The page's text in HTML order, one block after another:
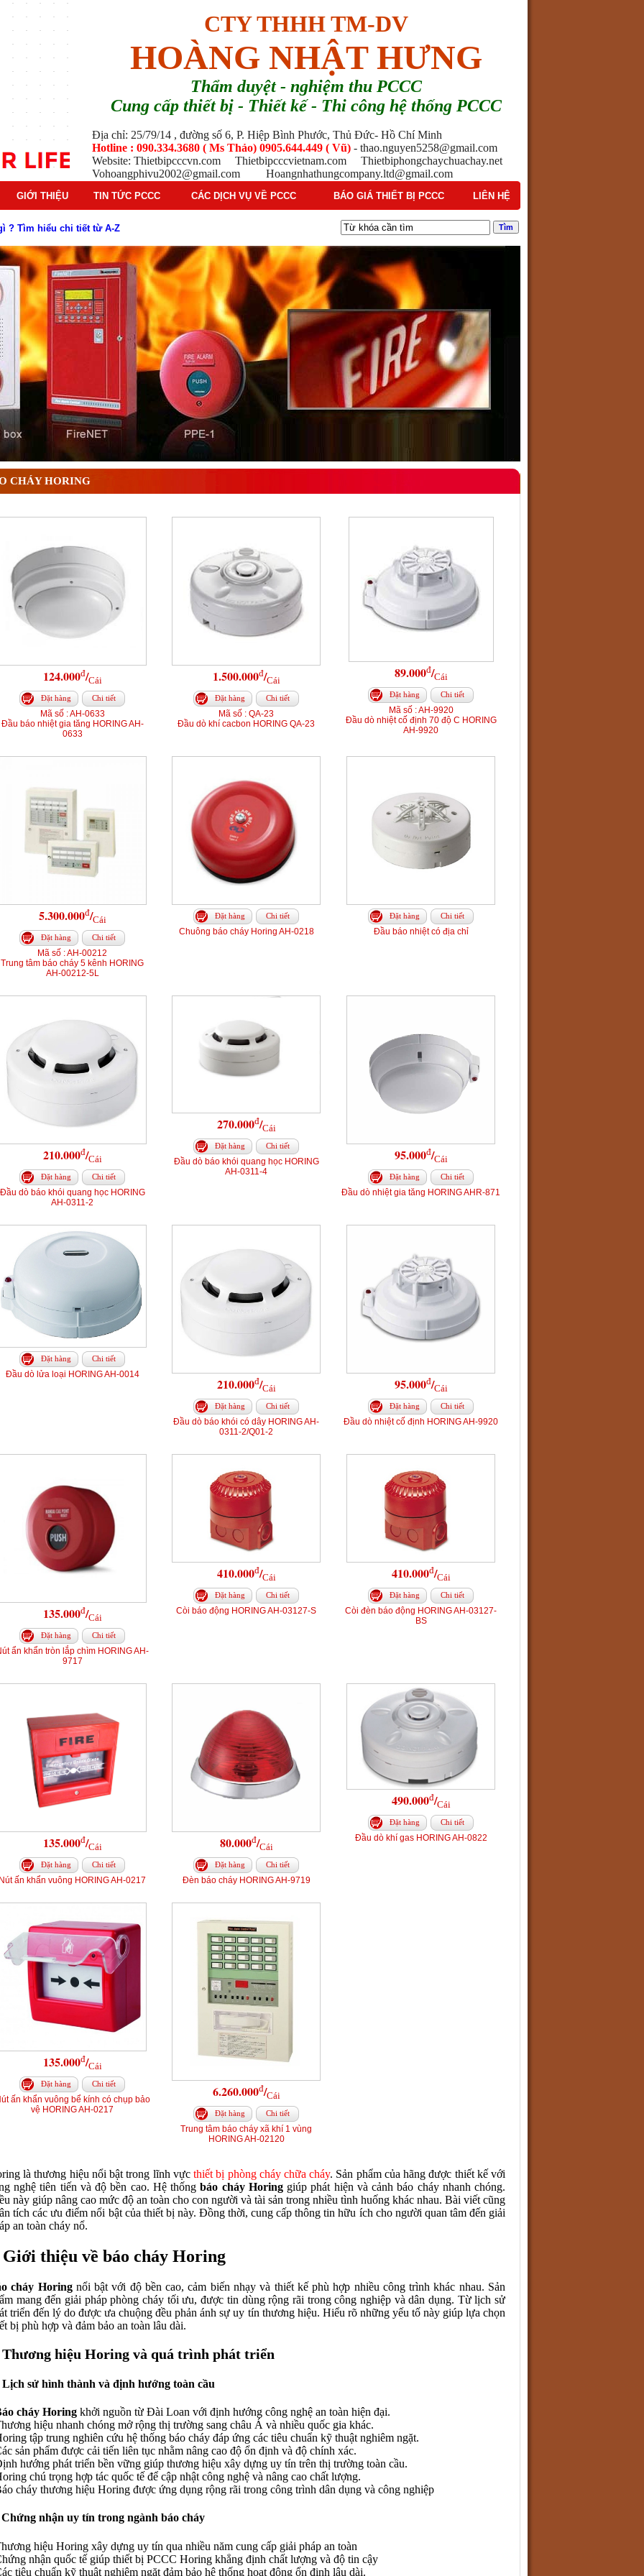
CTY THHH TM-DV
HOÀNG NHẬT HƯNG
Thẩm duyệt - nghiệm thu PCCC
Cung cấp thiết bị - Thiết kế - Thi công hệ thống PCCC
Địa chỉ: 25/79/14 , đường số 6, P. Hiệp Bình Phước, Thủ Đức- Hồ Chí Minh
Hotline : 090.334.3680 ( Ms Thảo) 0905.644.449 ( Vũ) - thao.nguyen5258@gmail.com
Website: Thietbipcccvn.com Thietbipcccvietnam.com Thietbiphongchaychuachay.net
Vohoangphivu2002@gmail.com Hoangnhathungcompany.ltd@gmail.com
GIỚI THIỆU TIN TỨC PCCC CÁC DỊCH VỤ VỀ PCCC BÁO GIÁ THIẾT BỊ PCCC LIÊN HỆ
báo cháy Hochiki cho công trình
động của báo cháy Horing
báo cháy Horing hiện nay
hiểm phổ biến trên thị trường
tác dụng gì trong tình huống khẩn cấp hiệu quả
trong hệ thống sprinkler tự động
nguyên lý hoạt động và ứng dụng thực tế
và nguyên lý hoạt động chi tiết
? Tìm hiểu chi tiết từ A-Z
CHÁY HORING
124.000đ/Cái
Đặt hàng Chi tiết
Mã số : AH-0633
Đầu báo nhiệt gia tăng HORING AH-
0633
1.500.000đ/Cái
Đặt hàng Chi tiết
Mã số : QA-23
Đầu dò khí cacbon HORING QA-23
89.000đ/Cái
Đặt hàng Chi tiết
Mã số : AH-9920
Đầu dò nhiệt cố định 70 độ C HORING
AH-9920
5.300.000đ/Cái
Đặt hàng Chi tiết
Mã số : AH-00212
Trung tâm báo cháy 5 kênh HORING
AH-00212-5L
Đặt hàng Chi tiết
Chuông báo cháy Horing AH-0218
Đặt hàng Chi tiết
Đầu báo nhiệt có địa chỉ
210.000đ/Cái
Đặt hàng Chi tiết
Đầu dò báo khói quang học HORING
AH-0311-2
270.000đ/Cái
Đặt hàng Chi tiết
Đầu dò báo khói quang học HORING
AH-0311-4
95.000đ/Cái
Đặt hàng Chi tiết
Đầu dò nhiệt gia tăng HORING AHR-871
Đặt hàng Chi tiết
Đầu dò lửa loại HORING AH-0014
210.000đ/Cái
Đặt hàng Chi tiết
Đầu dò báo khói có dây HORING AH-
0311-2/Q01-2
95.000đ/Cái
Đặt hàng Chi tiết
Đầu dò nhiệt cố định HORING AH-9920
135.000đ/Cái
Đặt hàng Chi tiết
ẩn khẩn tròn lắp chìm HORING AH-
9717
410.000đ/Cái
Đặt hàng Chi tiết
Còi báo động HORING AH-03127-S
410.000đ/Cái
Đặt hàng Chi tiết
Còi đèn báo động HORING AH-03127-
BS
135.000đ/Cái
Đặt hàng Chi tiết
ấn khẩn vuông HORING AH-0217
80.000đ/Cái
Đặt hàng Chi tiết
Đèn báo cháy HORING AH-9719
490.000đ/Cái
Đặt hàng Chi tiết
Đầu dò khí gas HORING AH-0822
135.000đ/Cái
Đặt hàng Chi tiết
ấn khẩn vuông bể kính có chụp bảo
vệ HORING AH-0217
6.260.000đ/Cái
Đặt hàng Chi tiết
Trung tâm báo cháy xã khí 1 vùng
HORING AH-02120
là thương hiệu nổi bật trong lĩnh vựcthiết bị phòng cháy chữa cháy. Sản phẩm của hãng được thiết kế với
nghệ tiên tiến và độ bền cao. Hệ thốngbáo cháy Horinggiúp phát hiện và cảnh báo cháy nhanh chóng.
này giúp nâng cao mức độ an toàn cho con người và tài sản trong nhiều tình huống khác nhau. Bài viết cũng
tích các ưu điểm nổi bật của thiết bị này. Đồng thời, cung cấp thông tin hữu ích cho người quan tâm đến giải
an toàn cháy nổ.
thiệu về báo cháy Horing
cháy Horingnổi bật với độ bền cao, cảm biến nhạy và thiết kế phù hợp nhiều công trình khác nhau. Sản
mang đến giải pháp phòng cháy tối ưu, được tin dùng rộng rãi trong công nghiệp và dân dụng. Từ lịch sử
triển đến lý do được ưa chuộng đều phản ánh sự uy tín thương hiệu. Hiểu rõ những yếu tố này giúp lựa chọn
bị phù hợp và đảm bảo an toàn lâu dài.
Thương hiệu Horing và quá trình phát triển
sử hình thành và định hướng toàn cầu
cháy Horing khởi nguồn từ Đài Loan với định hướng công nghệ an toàn hiện đại.
hiệu nhanh chóng mở rộng thị trường sang châu Á và nhiều quốc gia khác.
tập trung nghiên cứu hệ thống báo cháy đáp ứng các tiêu chuẩn kỹ thuật nghiêm ngặt.
sản phẩm được cải tiến liên tục nhằm nâng cao độ ổn định và độ chính xác.
hướng phát triển bền vững giúp thương hiệu xây dựng uy tín trên thị trường toàn cầu.
chú trọng hợp tác quốc tế để cập nhật công nghệ và nâng cao chất lượng.
cháy thương hiệu Horing được ứng dụng rộng rãi trong công trình dân dụng và công nghiệp
nhận uy tín trong ngành báo cháy
hiệu Horing xây dựng uy tín qua nhiều năm cung cấp giải pháp an toàn
nhận quốc tế giúp thiết bị PCCC Horing khẳng định chất lượng và độ tin cậy
tiêu chuẩn kỹ thuật nghiêm ngặt đảm bảo hệ thống hoạt động ổn định lâu dài.